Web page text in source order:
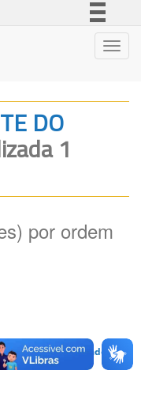
Legislação
Canais
DO
1
por ordem
os direitos reservados.